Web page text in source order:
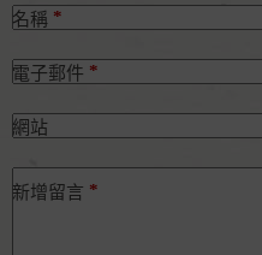
名稱 *
電子郵件 *
網站
新增留言 *